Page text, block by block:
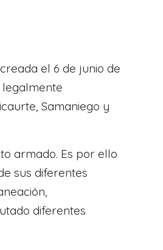
el 6 de junio de
Samaniego y
armado. Es por ello
sus diferentes
diferentes